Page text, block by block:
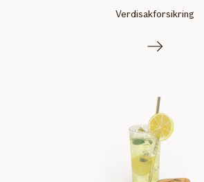
Verdisakforsikring